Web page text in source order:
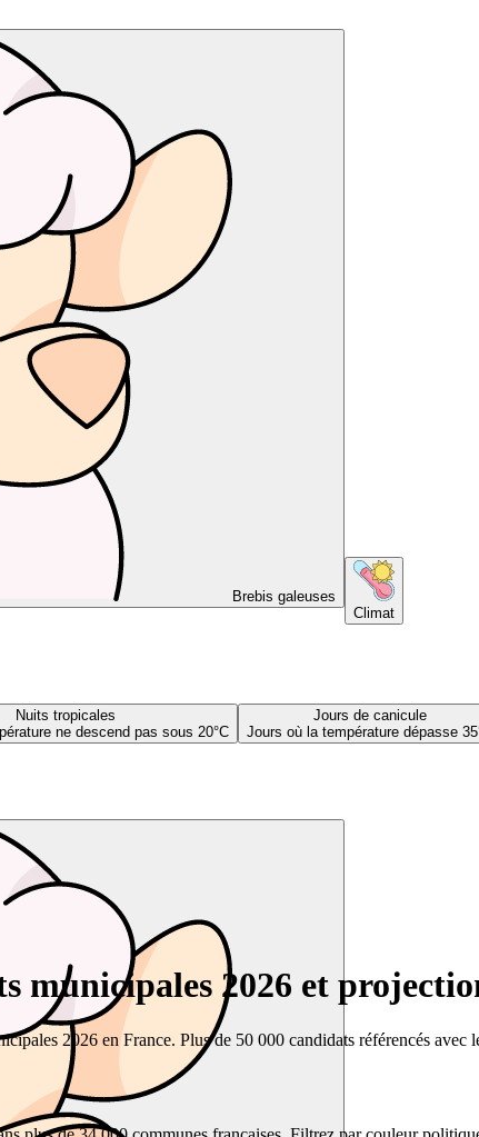
Brebis galeuses
Climat
Nuits tropicales
ne descend pas sous 20°C
Jours de canicule
Jours où la température dépasse
municipales 2026 et
2026 en France. Plus de 50 000 candidats référencés avec